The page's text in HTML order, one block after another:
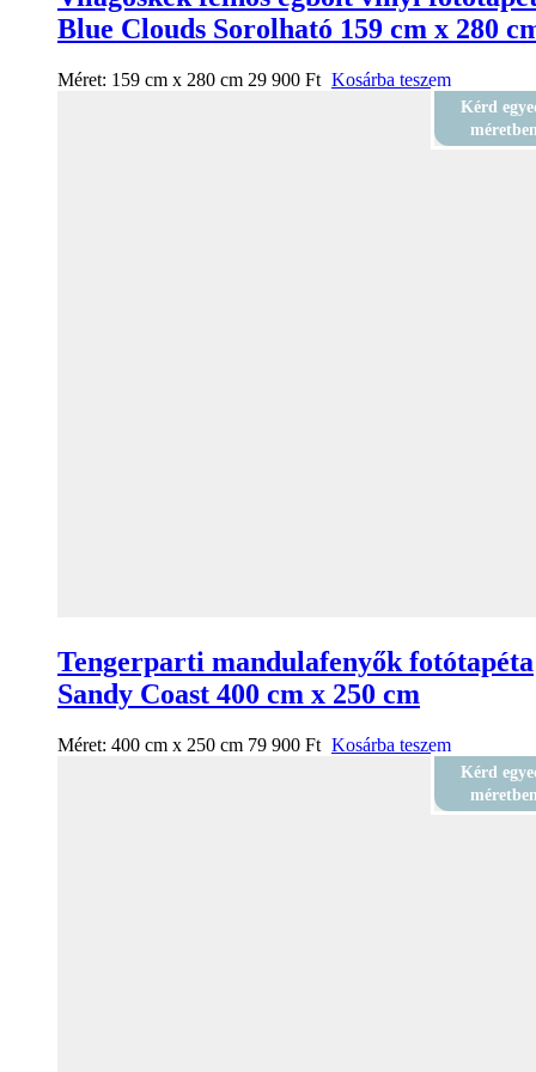
Blue Clouds Sorolható 159 cm x 280
Méret: 159 cm x 280 cm 29 900 Ft Kosárba teszem
Kérd
Tengerparti mandulafenyők fotótapéta
Sandy Coast 400 cm x 250 cm
Méret: 400 cm x 250 cm 79 900 Ft Kosárba teszem
Kérd